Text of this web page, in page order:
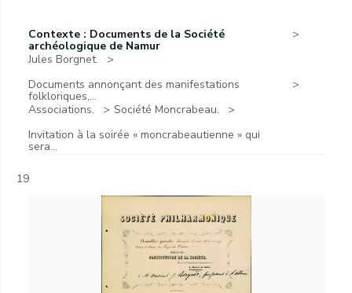
Contexte : Documents de la Société
archéologique de Namur
Jules Borgnet.
Documents annonçant des manifestations
folkloriques,...
Associations.
Société Moncrabeau.
Invitation à la soirée « moncrabeautienne » qui
sera...
19